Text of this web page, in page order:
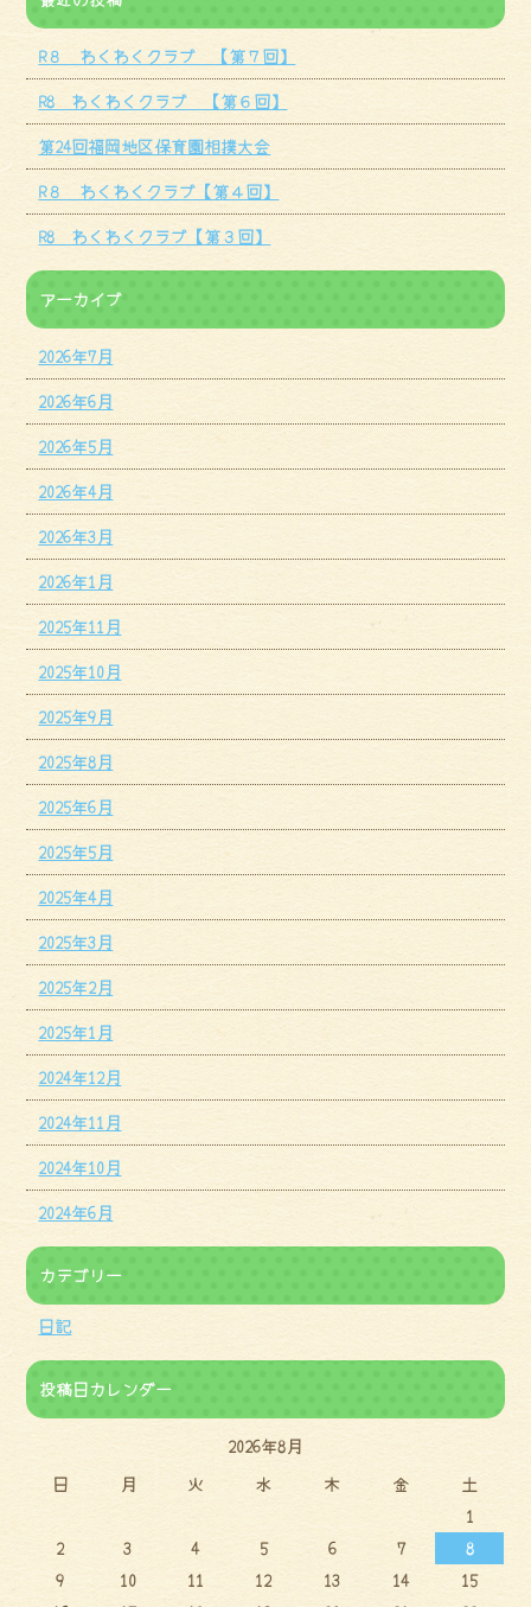
R８ わくわくクラブ 【第７回】
R8 わくわくクラブ 【第６回】
第24回福岡地区保育園相撲大会
R８ わくわくクラブ【第４回】
R8 わくわくクラブ【第３回】
アーカイブ
2026年7月
2026年6月
2026年5月
2026年4月
2026年3月
2026年1月
2025年11月
2025年10月
2025年9月
2025年8月
2025年6月
2025年5月
2025年4月
2025年3月
2025年2月
2025年1月
2024年12月
2024年11月
2024年10月
2024年6月
カテゴリー
日記
投稿日カレンダー
2026年8月
日
月 火 水 木 金
土
1
2
3 4 5 6 7
8
9
10 11 12 13 14
15